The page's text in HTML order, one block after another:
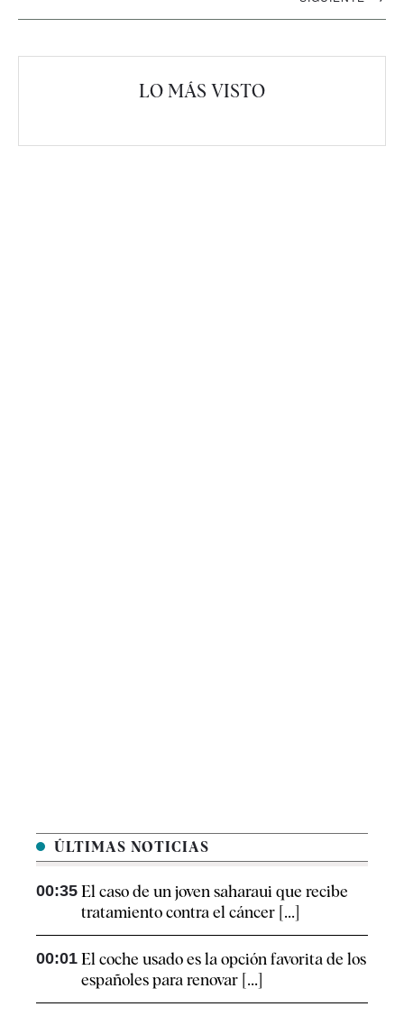
LO MÁS VISTO
ÚLTIMAS NOTICIAS
00:35 El caso de un joven saharaui que recibe
tratamiento contra el cáncer [...]
00:01 El coche usado es la opción favorita de los
españoles para renovar [...]